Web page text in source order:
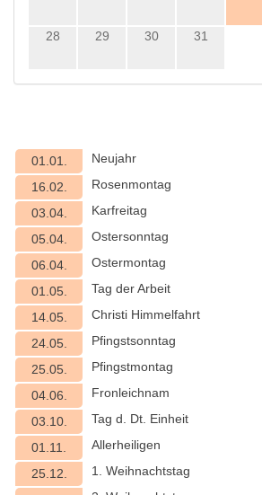
28 29 30 31
01.01.
Neujahr
16.02.
Rosenmontag
03.04.
Karfreitag
05.04.
Ostersonntag
06.04.
Ostermontag
01.05.
Tag der Arbeit
14.05.
Christi Himmelfahrt
24.05.
Pfingstsonntag
25.05.
Pfingstmontag
04.06.
Fronleichnam
03.10.
Tag d. Dt. Einheit
01.11.
Allerheiligen
25.12.
1. Weihnachtstag